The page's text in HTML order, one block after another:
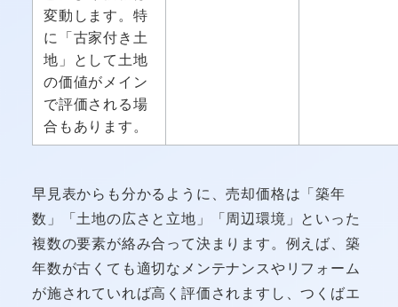
変動します。特
に「古家付き土
地」として土地
の価値がメイン
で評価される場
合もあります。
早見表からも分かるように、売却価格は「築年
数」「土地の広さと立地」「周辺環境」といった
複数の要素が絡み合って決まります。例えば、築
年数が古くても適切なメンテナンスやリフォーム
が施されていれば高く評価されますし、つくばエ